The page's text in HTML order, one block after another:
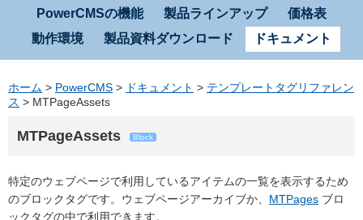
PowerCMSの機能 製品ラインアップ
価格表
動作環境
製品資料ダウンロード ドキュメント
ホーム > PowerCMS > ドキュメント > テンプレートタグリファレン
ス > MTPageAssets
MTPageAssets Block
特定のウェブページで利用しているアイテムの一覧を表示するため
のブロックタグです。ウェブページアーカイブか、 MTPages ブロ
ックタグの中で利用できます。